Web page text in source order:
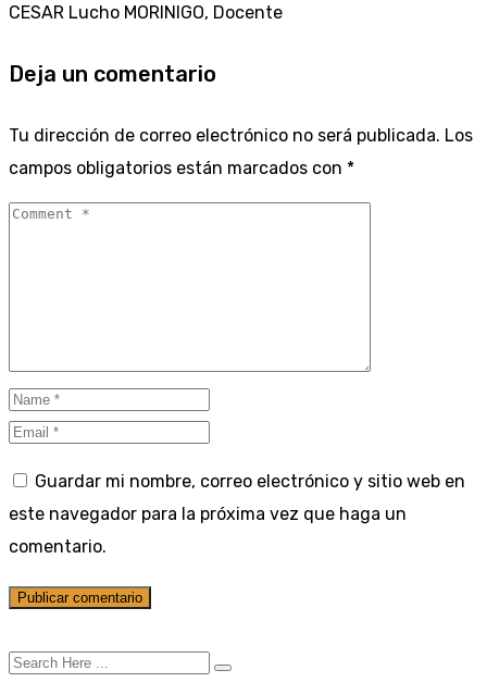
CESAR Lucho MORINIGO, Docente
Deja un comentario
Tu dirección de correo electrónico no será publicada. Los
campos obligatorios están marcados con *
Guardar mi nombre, correo electrónico y sitio web en
este navegador para la próxima vez que haga un
comentario.